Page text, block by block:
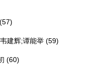
(57)
韦建辉;谭能举 (59)
(60)